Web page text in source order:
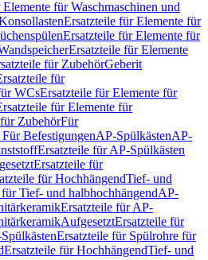
für Waschmaschinen und
Ersatzteile für Elemente für
Ersatzteile für Elemente für
Ersatzteile für Elemente
für ZubehörGeberit
für
WCsErsatzteile für Elemente für
für Elemente für
ZubehörFür
BefestigungenAP-SpülkästenAP-
Ersatzteile für AP-Spülkästen
Ersatzteile für
für HochhängendTief- und
Tief- und halbhochhängendAP-
Ersatzteile für AP-
AufgesetztErsatzteile für
Ersatzteile für Spülrohre für
Ersatzteile für HochhängendTief- und